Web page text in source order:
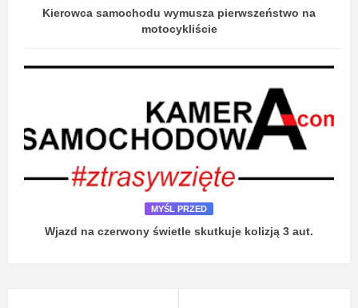
Kierowca samochodu wymusza pierwszeństwo na
motocykliście
MYŚL PRZED
Wjazd na czerwony świetle skutkuje kolizją 3 aut.